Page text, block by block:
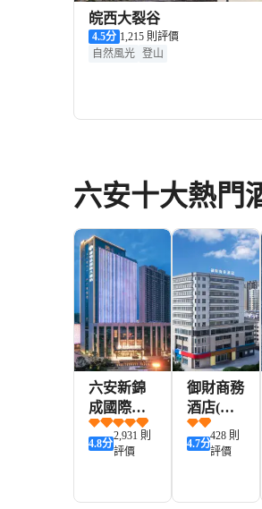
皖西大裂谷
4.5分 1,215 則評價
自然風光 登山
六安十大熱門
六安新錦
成國際大
酒店
4.8分
2,931 則
評價
御財商務
酒店(六
安御財大
廈店)
4.7分
428 則
評價